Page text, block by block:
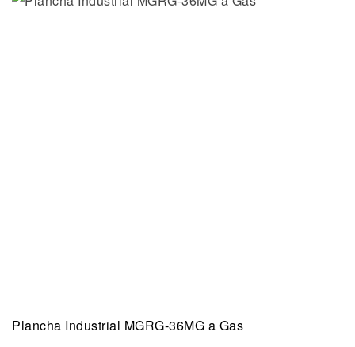
Plancha Industrial MGRG-36MG a Gas